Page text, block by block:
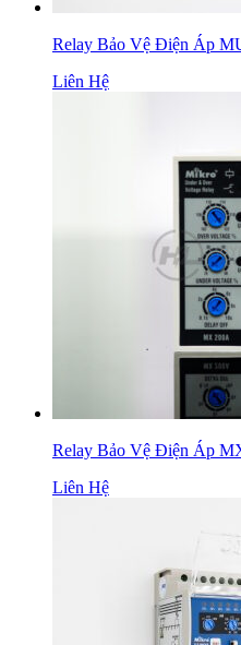
Relay Bảo Vệ Điện Áp
Liên Hệ
Relay Bảo Vệ Điện Áp
Liên Hệ